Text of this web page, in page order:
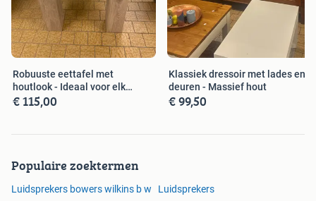
Robuuste eettafel met
houtlook - Ideaal voor elk
interieur
€ 115,00
Klassiek dressoir met lades en
deuren - Massief hout
€ 99,50
Populaire zoektermen
Luidsprekers bowers wilkins b w
Luidsprekers